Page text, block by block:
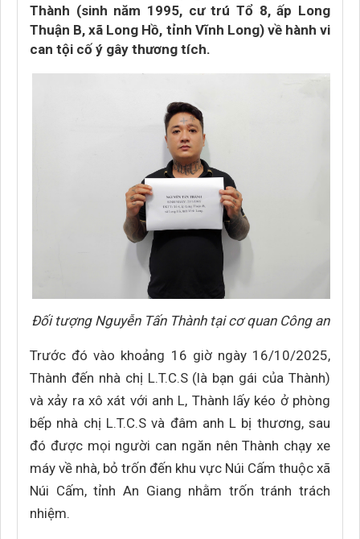
Thành (sinh năm 1995, cư trú Tổ 8, ấp Long
Thuận B, xã Long Hồ, tỉnh Vĩnh Long) về hành vi
can tội cố ý gây thương tích.
Đối tượng Nguyễn Tấn Thành tại cơ quan Công an
Trước đó vào khoảng 16 giờ ngày 16/10/2025,
Thành đến nhà chị L.T.C.S (là bạn gái của Thành)
và xảy ra xô xát với anh L, Thành lấy kéo ở phòng
bếp nhà chị L.T.C.S và đâm anh L bị thương, sau
đó được mọi người can ngăn nên Thành chạy xe
máy về nhà, bỏ trốn đến khu vực Núi Cấm thuộc xã
Núi Cấm, tỉnh An Giang nhằm trốn tránh trách
nhiệm.